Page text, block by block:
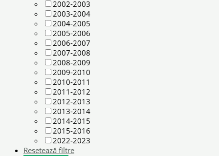
2002-2003
2003-2004
2004-2005
2005-2006
2006-2007
2007-2008
2008-2009
2009-2010
2010-2011
2011-2012
2012-2013
2013-2014
2014-2015
2015-2016
2022-2023
Resetează filtre